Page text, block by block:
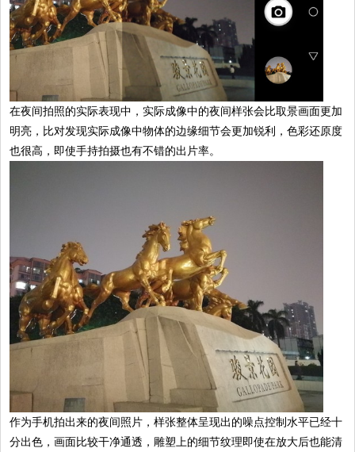
在夜间拍照的实际表现中，实际成像中的夜间样张会比取景画面更加
明亮，比对发现实际成像中物体的边缘细节会更加锐利，色彩还原度
也很高，即使手持拍摄也有不错的出片率。
作为手机拍出来的夜间照片，样张整体呈现出的噪点控制水平已经十
分出色，画面比较干净通透，雕塑上的细节纹理即使在放大后也能清